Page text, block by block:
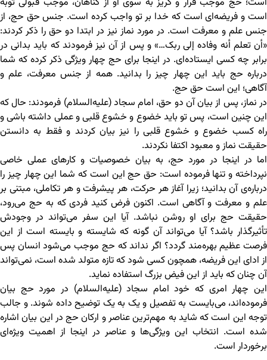
است و فریضه‌ای است که خدا بر تو واجب کرده است. جنس حق حج، از
جنس علم و معرفت است. در مورد نماز نیز در ابتدا دو حق را ذکر کردند:
«أن تعلم أنه وفاده إلی ربک…» و پس از آن نیز فرمودند که باید بدانی در
برابر چه کسی ایستاده‌ای. در اینجا برای حج چهار ویژگی ذکر کرده که شما
درباره‌ حج باید این چهار چیز را بدانید. همه از جنس معرفت، علم و
آگاهی؛ این است حق حج.
در نماز، پس از بیان آن دو حق، امام سجاد (علیه‌السلام) فرمودند: حال که
این چنین است، پس تو باید خضوع و خشوع قلبی و عملی داشته باشی و
راه کسب خضوع و خشوع قلبی را نیز بیان کردند و فقط به دانستن
حقیقت نماز و معبود اکتفا نکردند.
اما در اینجا در مورد حج، به بیان خصوصیات و کارهای عملی خاصی
نپرداخته و تنها فرموده است: حق حج این است که شما این چهار چیز را
درباره‌ی آن بدانید؛ زیرا آغاز هر حرکت، هر پیشرفت و هر تکاملی، مبتنی بر
علم و معرفت و آگاهی است. اکنون فرض کنید فردی که به حج می‌رود،
حقیقت حج برای او روشن نباشد. آیا این سفر می‌تواند در وجودش
تأثیرگذار باشد؟ آیا می‌تواند آن گونه که شایسته و بایسته است از این
فرصت عظیم بهره‌مند گردد؟ اگر نداند که حج موجب می‌شود انسان پس
از ادای این فریضه، همچون کسی شود که تازه متولد شده است، نمی‌تواند
آن چنان که باید از این فیض بزرگ استفاده نماید.
این چهار امری که خود امام سجاد (علیه‌السلام) در مورد حج بیان
فرموده‌اند، می‌بایست به تفصیل و یک به یک توضیح داده شوند. و جالب
توجه این است که شاید به مهم‌ترین عناصر و ارکان حج در این بیان اشاره
شده است. انتخاب این ویژگی‌ها و عناصر در اینجا از اهمیت ویژه‌ای
برخوردار است.